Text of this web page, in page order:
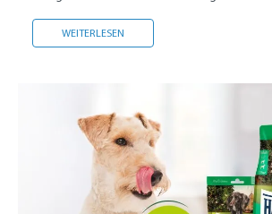
WEITERLESEN